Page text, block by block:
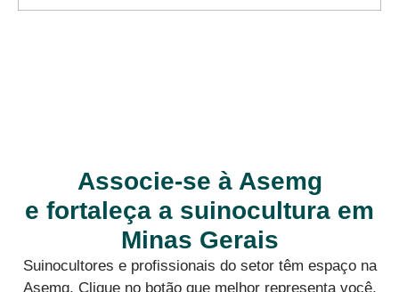
Associe-se à Asemg
e fortaleça a suinocultura em
Minas Gerais
Suinocultores e profissionais do setor têm espaço na
Asemg. Clique no botão que melhor representa você,